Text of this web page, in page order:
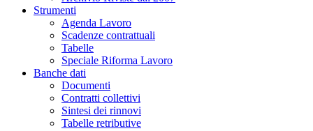
Strumenti
Agenda Lavoro
Scadenze contrattuali
Tabelle
Speciale Riforma Lavoro
Banche dati
Documenti
Contratti collettivi
Sintesi dei rinnovi
Tabelle retributive